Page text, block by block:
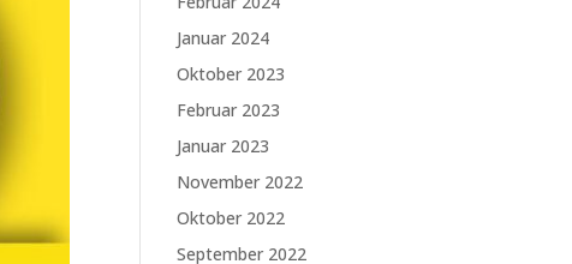
Januar 2024
Oktober 2023
Februar 2023
Januar 2023
November 2022
Oktober 2022
September 2022